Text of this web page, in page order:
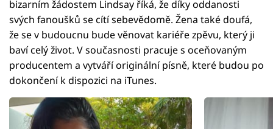
bizarním žádostem Lindsay říká, že díky oddanosti
svých fanoušků se cítí sebevědomě. Žena také doufá,
že se v budoucnu bude věnovat kariéře zpěvu, který ji
baví celý život. V současnosti pracuje s oceňovaným
producentem a vytváří originální písně, které budou po
dokončení k dispozici na iTunes.